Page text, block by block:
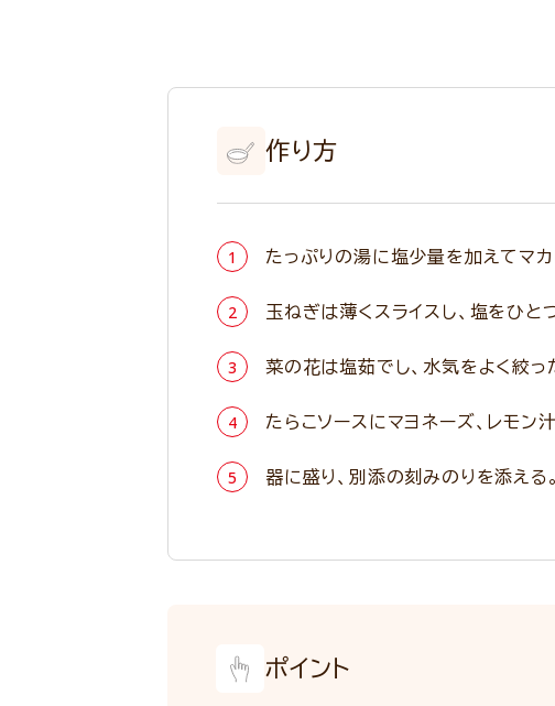
作り方
たっぷりの湯に塩少量を加えてマ
玉ねぎは薄くスライスし、塩をひと
菜の花は塩茹でし、水気をよく絞っ
たらこソースにマヨネーズ、レモン
器に盛り、別添の刻みのりを添える。
ポイント